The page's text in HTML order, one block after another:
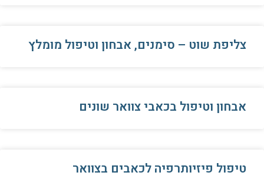
צליפת שוט – סימנים, אבחון וטיפול מומלץ
אבחון וטיפול בכאבי צוואר שונים
טיפול פיזיותרפיה לכאבים בצוואר